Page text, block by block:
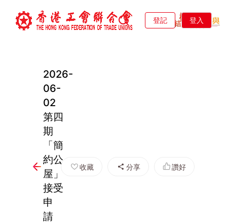
登記 登入
2026-
06-
02
第四
期
「簡
約公
屋」
接受
申
請
收藏 分享 讚好